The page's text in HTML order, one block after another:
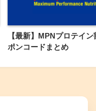
【最新】MPNプロテイ
ポンコードまとめ